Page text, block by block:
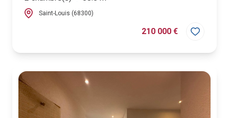
Saint-Louis (68300)
210 000 €